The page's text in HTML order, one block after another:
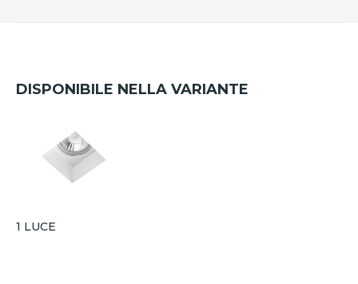
DISPONIBILE NELLA VARIANTE
1 LUCE